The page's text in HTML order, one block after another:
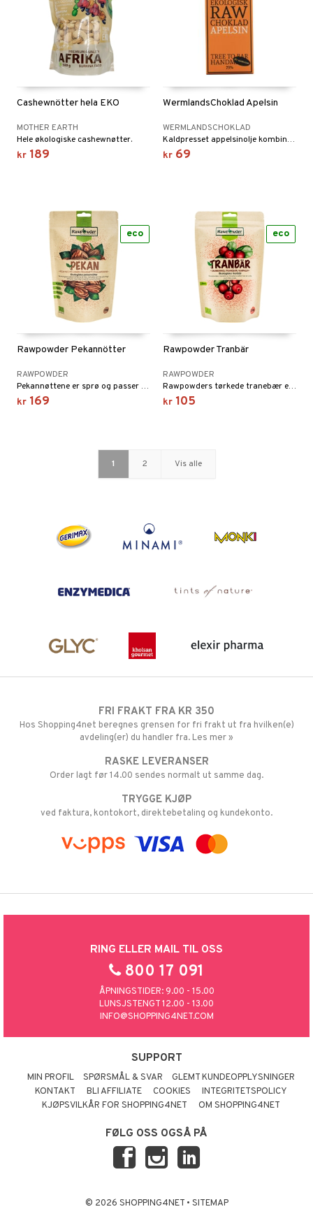
Cashewnötter hela EKO
MOTHER EARTH
Hele økologiske cashewnøtter.
kr 189
WermlandsChoklad Apelsin
WERMLANDSCHOKLAD
Kaldpresset appelsinolje kombineres her med sprø kakaonibs, for en smaksopplevelse med ekstra crunch.
kr 69
Rawpowder Pekannötter
RAWPOWDER
Pekannøttene er sprø og passer utmerket på salater, i desserter eller bare som snacks.
kr 169
eco
Rawpowder Tranbär
RAWPOWDER
Rawpowders tørkede tranebær er dyppet i eplejuice og solsikkeolje.
kr 105
eco
1 2 Vis alle
FRI FRAKT FRA KR 350
Hos Shopping4net beregnes grensen for fri frakt ut fra hvilken(e)
avdeling(er) du handler fra. Les mer »
RASKE LEVERANSER
Order lagt før 14.00 sendes normalt ut samme dag.
TRYGGE KJØP
ved faktura, kontokort, direktebetaling og kundekonto.
RING ELLER MAIL TIL OSS
800 17 091
ÅPNINGSTIDER: 9.00 - 15.00
LUNSJSTENGT 12.00 - 13.00
INFO@SHOPPING4NET.COM
SUPPORT
MIN PROFIL SPØRSMÅL & SVAR
GLEMT KUNDEOPPLYSNINGER
KONTAKT
BLI AFFILIATE COOKIES
INTEGRITETSPOLICY
KJØPSVILKÅR FOR SHOPPING4NET
OM SHOPPING4NET
FØLG OSS OGSÅ PÅ
© 2026 SHOPPING4NET • SITEMAP